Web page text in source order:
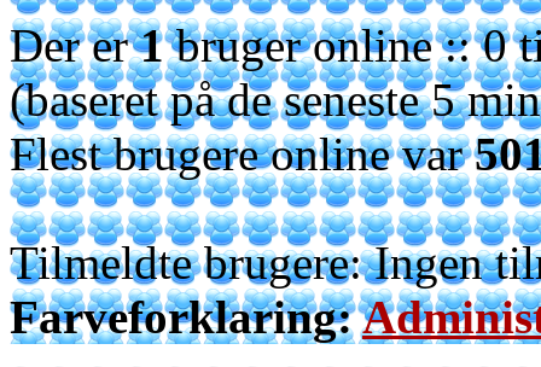
Der er1bruger online :: 0
(baseret på de seneste 5
Flest brugere online var
Tilmeldte brugere: Ingen
Farveforklaring: